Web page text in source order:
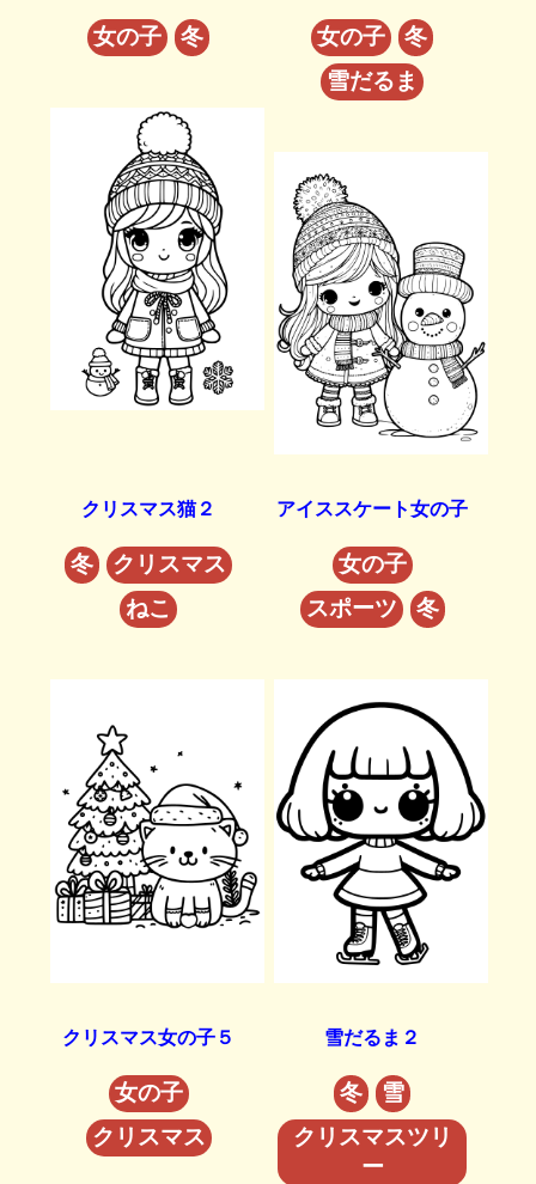
女の子 冬 女の子
冬
雪だるま
クリスマス猫２
冬
クリスマス
ねこ
アイススケート女の子
女の子
スポーツ
冬
クリスマス女の子５
女の子
クリスマス
雪だるま２
冬
雪
クリスマスツリ
ー